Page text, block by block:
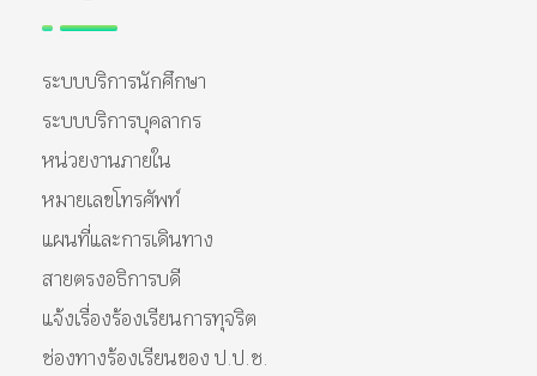
ระบบบริการนักศึกษา
ระบบบริการบุคลากร
หน่วยงานภายใน
หมายเลขโทรศัพท์
แผนที่และการเดินทาง
สายตรงอธิการบดี
แจ้งเรื่องร้องเรียนการทุจริต
ช่องทางร้องเรียนของ ป.ป.ช.